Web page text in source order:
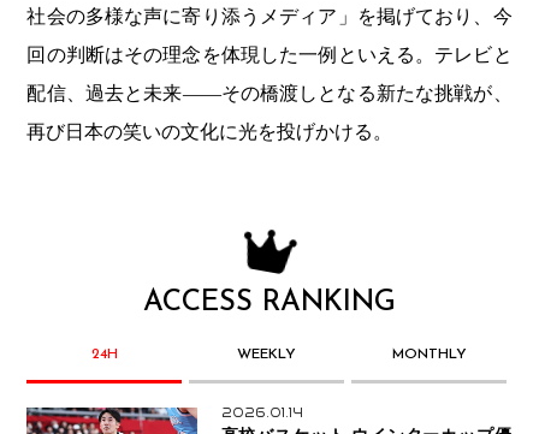
社会の多様な声に寄り添うメディア」を掲げており、今
回の判断はその理念を体現した一例といえる。テレビと
配信、過去と未来――その橋渡しとなる新たな挑戦が、
再び日本の笑いの文化に光を投げかける。
ACCESS RANKING
24H WEEKLY MONTHLY
2026.01.14